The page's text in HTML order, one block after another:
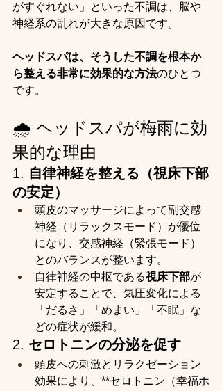
がすぐれない」といった不調は、脳や
神経系の乱れが大きな原因です。
ヘッドスパは、そうした不調を根本か
ら整える非常に効果的な方法のひとつ
です。
🌧 ヘッドスパが梅雨に効
果的な理由
1. 自律神経を整える（視床下部
の安定）
頭皮のマッサージによって副交感
神経（リラックスモード）が優位
になり、交感神経（緊張モード）
とのバランスが整います。
自律神経の中枢である視床下部が
安定することで、気圧変化による
「だるさ」「めまい」「不眠」な
どの症状が緩和。
2. セロトニンの分泌を促す
頭皮への刺激とリラクゼーション
効果により、**セロトニン（幸福ホ